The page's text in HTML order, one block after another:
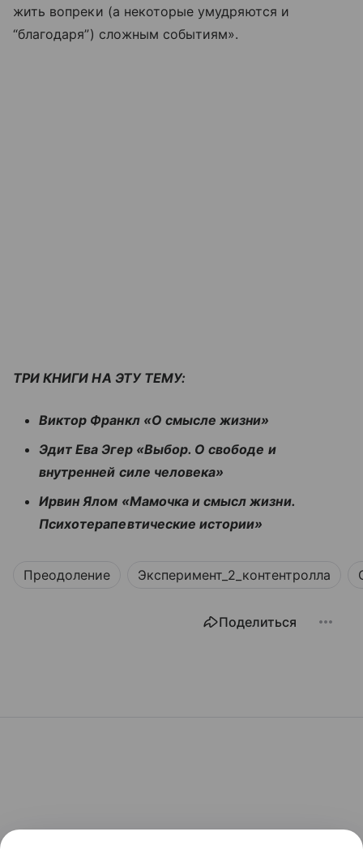
жить вопреки (а некоторые умудряются и
“благодаря”) сложным событиям».
ТРИ КНИГИ НА ЭТУ ТЕМУ:
Виктор Франкл «О смысле жизни»
Эдит Ева Эгер «Выбор. О свободе и
внутренней силе человека»
Ирвин Ялом «Мамочка и смысл жизни.
Психотерапевтические истории»
Преодоление Эксперимент_2_контентролла
Поделиться